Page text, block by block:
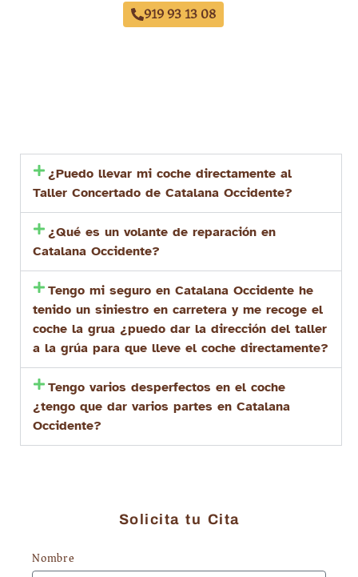
919 93 13 08
¿Puedo llevar mi coche directamente al
Taller Concertado de Catalana Occidente?
¿Qué es un volante de reparación en
Catalana Occidente?
Tengo mi seguro en Catalana Occidente he
tenido un siniestro en carretera y me recoge el
coche la grua ¿puedo dar la dirección del taller
a la grúa para que lleve el coche directamente?
Tengo varios desperfectos en el coche
¿tengo que dar varios partes en Catalana
Occidente?
Solicita tu Cita
Nombre